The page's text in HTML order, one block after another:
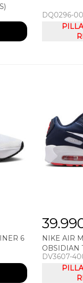
DQ0296-
6
NIKE AIR
OBSIDIAN
CIPŐ
DV3607-